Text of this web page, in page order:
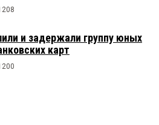
и задержали группу юных
карт